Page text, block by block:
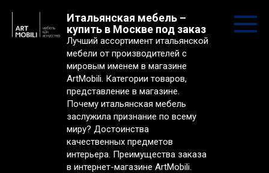
контенту
Итальянская мебель –
купить в Москве под заказ
Лучший ассортимент итальянской
мебели от производителей с
мировым именем в магазине
ArtMobili. Категории товаров,
представление в магазине.
Почему итальянская мебель
заслужила признание по всему
миру? Достоинства
качественных предметов
интерьера. Преимущества заказа
в интернет-магазине ArtMobili.